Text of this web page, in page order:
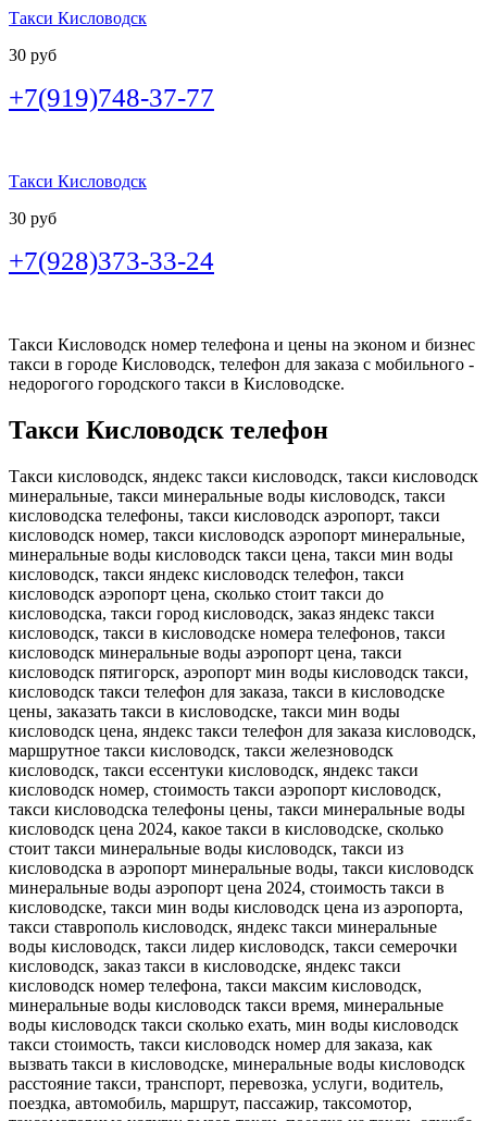
Такси Кисловодск
30 руб
+7(919)748-37-77
Такси Кисловодск
30 руб
+7(928)373-33-24
Такси Кисловодск номер телефона и цены на эконом и бизнес
такси в городе Кисловодск, телефон для заказа с мобильного -
недорогого городского такси в Кисловодске.
Такси Кисловодск телефон
Такси кисловодск, яндекс такси кисловодск, такси кисловодск
минеральные, такси минеральные воды кисловодск, такси
кисловодска телефоны, такси кисловодск аэропорт, такси
кисловодск номер, такси кисловодск аэропорт минеральные,
минеральные воды кисловодск такси цена, такси мин воды
кисловодск, такси яндекс кисловодск телефон, такси
кисловодск аэропорт цена, сколько стоит такси до
кисловодска, такси город кисловодск, заказ яндекс такси
кисловодск, такси в кисловодске номера телефонов, такси
кисловодск минеральные воды аэропорт цена, такси
кисловодск пятигорск, аэропорт мин воды кисловодск такси,
кисловодск такси телефон для заказа, такси в кисловодске
цены, заказать такси в кисловодске, такси мин воды
кисловодск цена, яндекс такси телефон для заказа кисловодск,
маршрутное такси кисловодск, такси железноводск
кисловодск, такси ессентуки кисловодск, яндекс такси
кисловодск номер, стоимость такси аэропорт кисловодск,
такси кисловодска телефоны цены, такси минеральные воды
кисловодск цена 2024, какое такси в кисловодске, сколько
стоит такси минеральные воды кисловодск, такси из
кисловодска в аэропорт минеральные воды, такси кисловодск
минеральные воды аэропорт цена 2024, стоимость такси в
кисловодске, такси мин воды кисловодск цена из аэропорта,
такси ставрополь кисловодск, яндекс такси минеральные
воды кисловодск, такси лидер кисловодск, такси семерочки
кисловодск, заказ такси в кисловодске, яндекс такси
кисловодск номер телефона, такси максим кисловодск,
минеральные воды кисловодск такси время, минеральные
воды кисловодск такси сколько ехать, мин воды кисловодск
такси стоимость, такси кисловодск номер для заказа, как
вызвать такси в кисловодске, минеральные воды кисловодск
расстояние такси, транспорт, перевозка, услуги, водитель,
поездка, автомобиль, маршрут, пассажир, таксомотор,